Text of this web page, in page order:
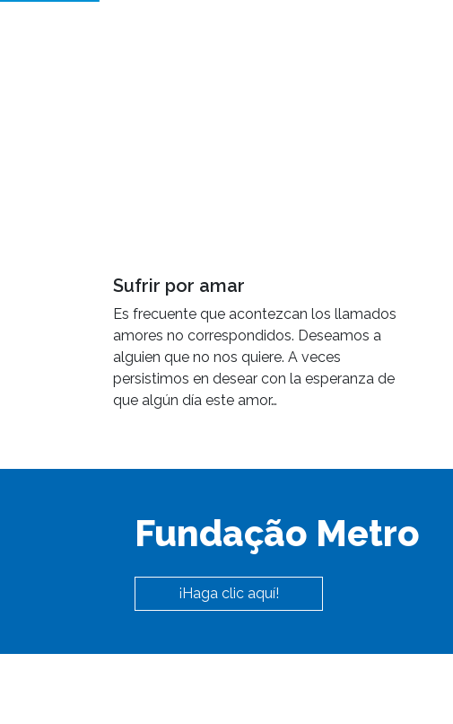
Sufrir por amar
Es frecuente que acontezcan los llamados
amores no correspondidos. Deseamos a
alguien que no nos quiere. A veces
persistimos en desear con la esperanza de
que algún día este amor…
Fundação Metro
¡Haga clic aquí!